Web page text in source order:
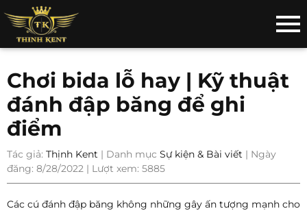
Chơi bida lỗ hay | Kỹ thuật
đánh đập băng để ghi
điểm
Tác giả: Thịnh Kent | Danh mục Sự kiện & Bài viết | Ngày
đăng: 8/28/2022 | Lượt xem: 5885
Các cú đánh đập băng không những gây ấn tượng mạnh cho